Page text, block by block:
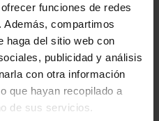
funciones de redes
compartimos
haga del sitio web con
publicidad y análisis
con otra información
que hayan recopilado a
de sus servicios.